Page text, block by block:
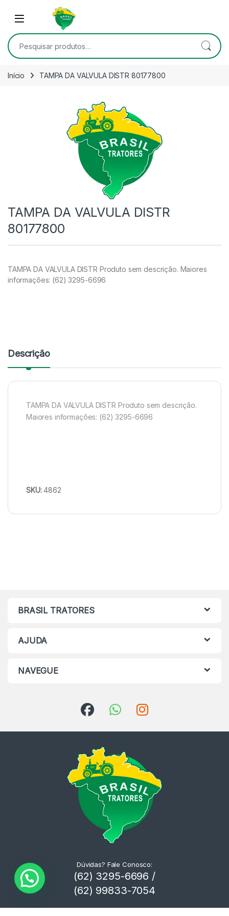
Skip to navigation
Open
Pesquisar por:
Início TAMPA DA VALVULA DISTR 80177800
TAMPA DA VALVULA DISTR
80177800
TAMPA DA VALVULA DISTR Produto sem descrição. Maiores
informações: (62) 3295-6696
Descrição
TAMPA DA VALVULA DISTR Produto sem descrição.
Maiores informações: (62) 3295-6696
SKU:4862
BRASIL TRATORES
AJUDA
NAVEGUE
Dúvidas? Fale Conosco:
(62) 3295-6696 /
(62) 99833-7054